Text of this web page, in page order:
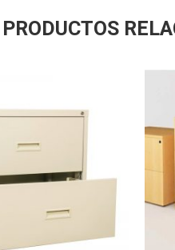
PRODUCTOS